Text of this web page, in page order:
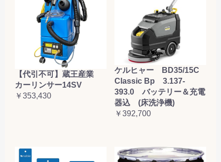
【代引不可】蔵王産業
カーリンサー14SV
￥353,430
ケルヒャー BD35/15C
Classic Bp 3.137-
393.0 バッテリー＆充電
器込 (床洗浄機)
￥392,700